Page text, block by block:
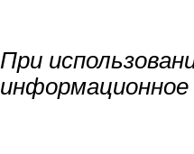
При